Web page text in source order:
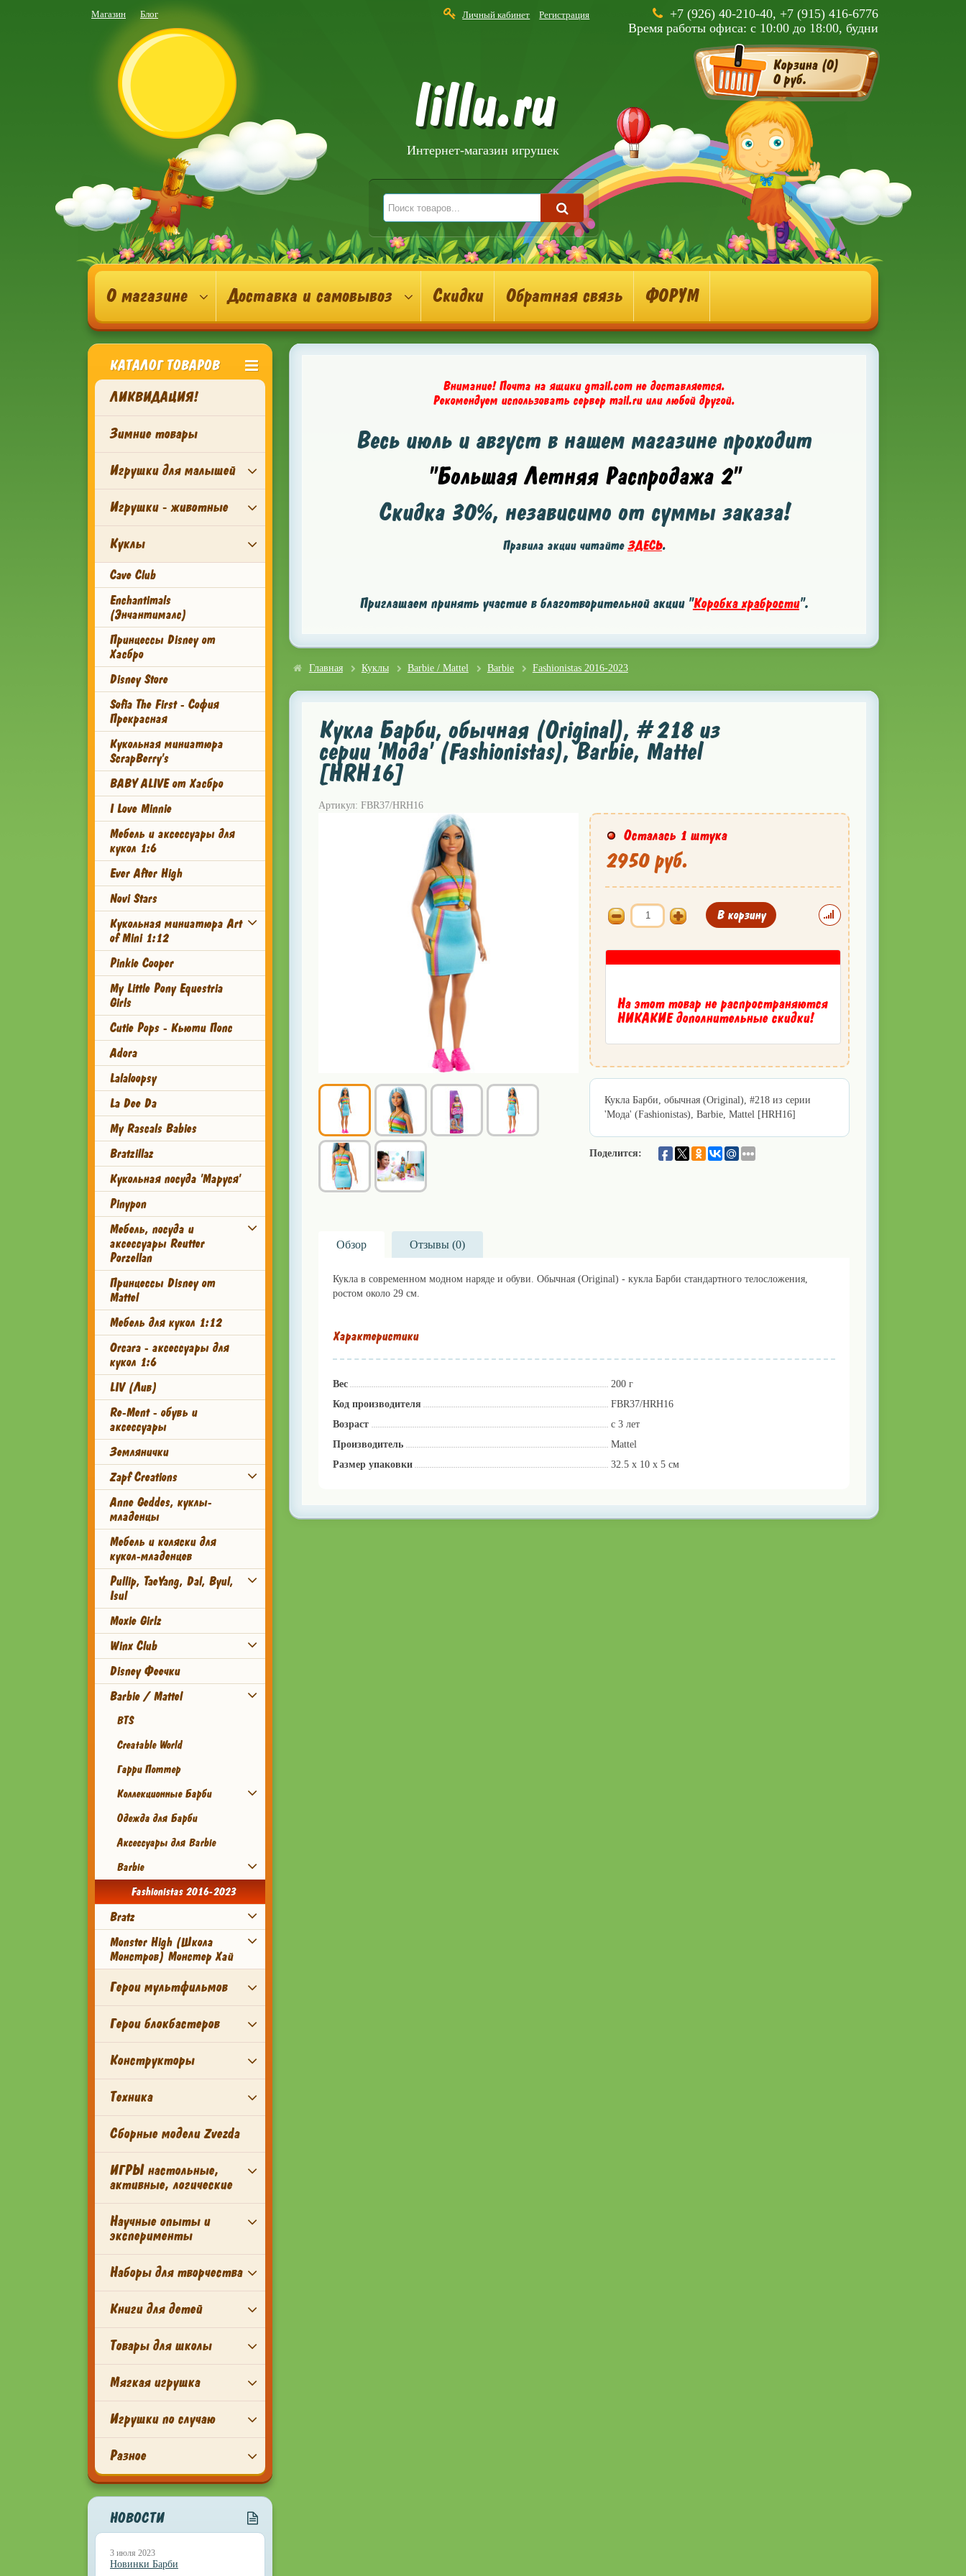
Магазин Блог Личный кабинет Регистрация
+7 (926) 40-210-40, +7 (915) 416-6776
Время работы офиса: с 10:00 до 18:00, будни
lillu.ru
Интернет-магазин игрушек
Корзина (0)
0 руб.
О магазине Доставка и самовывоз Скидки Обратная связь ФОРУМ
КАТАЛОГ ТОВАРОВ
ЛИКВИДАЦИЯ!
Зимние товары
Игрушки для малышей
Игрушки - животные
Куклы
Cave Club
Enchantimals
(Энчантималс)
Принцессы Disney от
Хасбро
Disney Store
Sofia The First - София
Прекрасная
Кукольная миниатюра
ScrapBerry's
BABY ALIVE от Хасбро
I Love Minnie
Мебель и аксессуары для
кукол 1:6
Ever After High
Novi Stars
Кукольная миниатюра Art
of Mini 1:12
Pinkie Cooper
My Little Pony Equestria
Girls
Cutie Pops - Кьюти Попс
Adora
Lalaloopsy
La Dee Da
My Rascals Babies
Bratzillaz
Кукольная посуда 'Маруся'
Pinypon
Мебель, посуда и
аксессуары Reutter
Porzellan
Принцессы Disney от
Mattel
Мебель для кукол 1:12
Orcara - аксессуары для
кукол 1:6
LIV (Лив)
Re-Ment - обувь и
аксессуары
Землянички
Zapf Creations
Anne Geddes, куклы-
младенцы
Мебель и коляски для
кукол-младенцев
Pullip, TaeYang, Dal, Byul,
Isul
Moxie Girlz
Winx Club
Disney Феечки
Barbie / Mattel
BTS
Creatable World
Гарри Поттер
Коллекционные Барби
Одежда для Барби
Аксессуары для Barbie
Barbie
Fashionistas 2016-2023
Bratz
Monster High (Школа
Монстров) Монстер Хай
Герои мультфильмов
Герои блокбастеров
Конструкторы
Техника
Сборные модели Zvezda
ИГРЫ настольные,
активные, логические
Научные опыты и
эксперименты
Наборы для творчества
Книги для детей
Товары для школы
Мягкая игрушка
Игрушки по случаю
Разное
НОВОСТИ
3 июля 2023
Новинки Барби
Внимание! Почта на ящики gmail.com не доставляется.
Рекомендуем использовать сервер mail.ru или любой другой.
Весь июль и август в нашем магазине проходит
"Большая Летняя Распродажа 2"
Скидка 30%, независимо от суммы заказа!
Правила акции читайтеЗДЕСЬ.
Приглашаем принять участие в благотворительной акции "Коробка храбрости".
Главная Куклы Barbie / Mattel Barbie Fashionistas 2016-2023
Кукла Барби, обычная (Original), #218 из
серии 'Мода' (Fashionistas), Barbie, Mattel
[HRH16]
Артикул: FBR37/HRH16
Осталась 1 штука
2950 руб.
В корзину
На этот товар не распространяются
НИКАКИЕ дополнительные скидки!
Кукла Барби, обычная (Original), #218 из серии
'Мода' (Fashionistas), Barbie, Mattel [HRH16]
Поделится:
Обзор Отзывы (0)
Кукла в современном модном наряде и обуви. Обычная (Original) - кукла Барби стандартного телосложения,
ростом около 29 см.
Характеристики
Вес
200 г
Код производителя
FBR37/HRH16
Возраст
с 3 лет
Производитель
Mattel
Размер упаковки
32.5 x 10 x 5 см